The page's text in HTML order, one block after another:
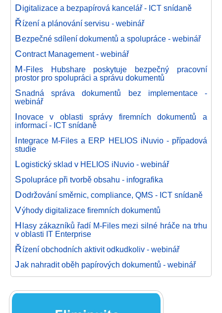
Digitalizace a bezpapírová kancelář - ICT snídaně
Řízení a plánování servisu - webinář
Bezpečné sdílení dokumentů a spolupráce - webinář
Contract Management - webinář
M-Files Hubshare poskytuje bezpečný pracovní
prostor pro spolupráci a správu dokumentů
Snadná správa dokumentů bez implementace -
webinář
Inovace v oblasti správy firemních dokumentů a
informací - ICT snídaně
Integrace M-Files a ERP HELIOS iNuvio - případová
studie
Logistický sklad v HELIOS iNuvio - webinář
Spolupráce při tvorbě obsahu - infografika
Dodržování směrnic, compliance, QMS - ICT snídaně
Výhody digitalizace firemních dokumentů
Hlasy zákazníků řadí M-Files mezi silné hráče na trhu
v oblasti IT Enterprise
Řízení obchodních aktivit odkudkoliv - webinář
Jak nahradit oběh papírových dokumentů - webinář